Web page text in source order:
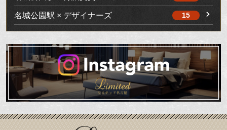
名城公園駅 × デザイナーズ 15